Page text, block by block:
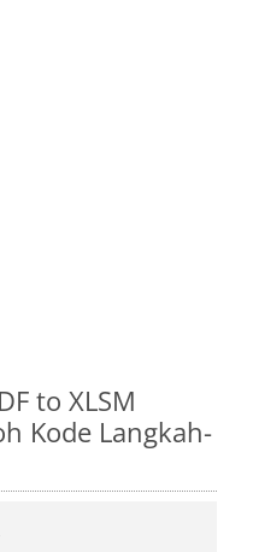
to XLSM
Kode Langkah-